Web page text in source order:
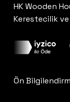
HK Wooden
Kerestecilik
Ön